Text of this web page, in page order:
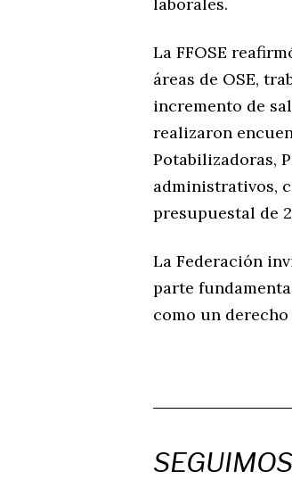
La FFOSE
áreas de OSE,
incremento de
realizaron
Potabilizadoras,
administrativos,
presupuestal de
La Federación
parte
como un